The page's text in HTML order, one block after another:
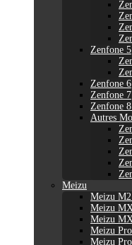
Zenfone 5
Zenfone 6
Zenfone 7
Zenfone
Autres
Meizu
Meizu
Meizu
Meizu
Meizu
Meizu